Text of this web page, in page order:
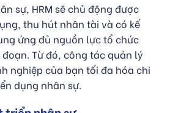
sự, HRM sẽ chủ động được
thu hút nhân tài và có kế
ứng đủ nguồn lực tổ chức
Từ đó, công tác quản lý
nghiệp của bạn tối đa hóa chi
dụng nhân sự.